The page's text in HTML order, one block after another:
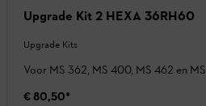
Upgrade Kit 2 HEXA 36RH60
Upgrade Kits
Voor MS 362, MS 400, MS 462 en
€ 80,50*